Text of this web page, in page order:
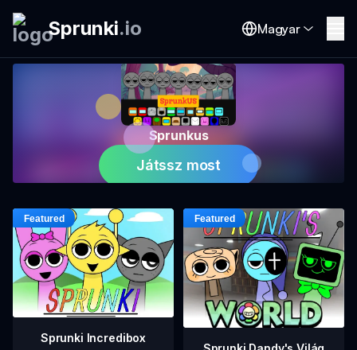
Sprunki.io Magyar
Sprunkus
Játssz most
Sprunki Incredibox